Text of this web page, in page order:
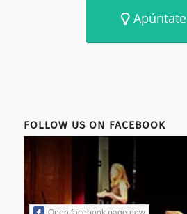
Apúntate
FOLLOW US ON FACEBOOK